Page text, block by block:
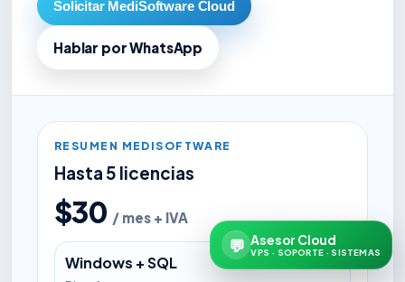
Solicitar MediSoftware Cloud
Hablar por WhatsApp
RESUMEN MEDISOFTWARE
Hasta 5 licencias
$30 / mes + IVA
Windows + SQL
💬 Asesor Cloud
VPS · SOPORTE · SISTEMAS